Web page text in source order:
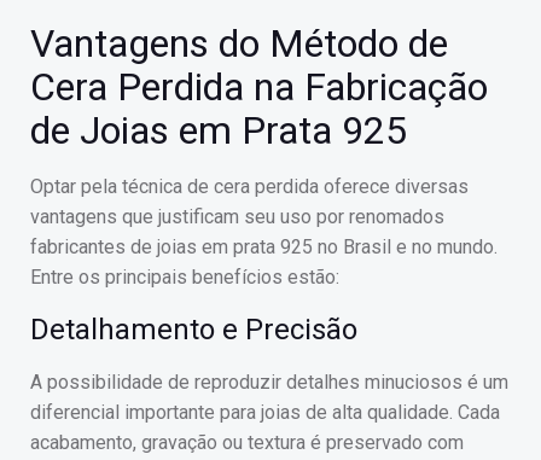
Vantagens do Método de
Cera Perdida na Fabricação
de Joias em Prata 925
Optar pela técnica de cera perdida oferece diversas
vantagens que justificam seu uso por renomados
fabricantes de joias em prata 925 no Brasil e no mundo.
Entre os principais benefícios estão:
Detalhamento e Precisão
A possibilidade de reproduzir detalhes minuciosos é um
diferencial importante para joias de alta qualidade. Cada
acabamento, gravação ou textura é preservado com